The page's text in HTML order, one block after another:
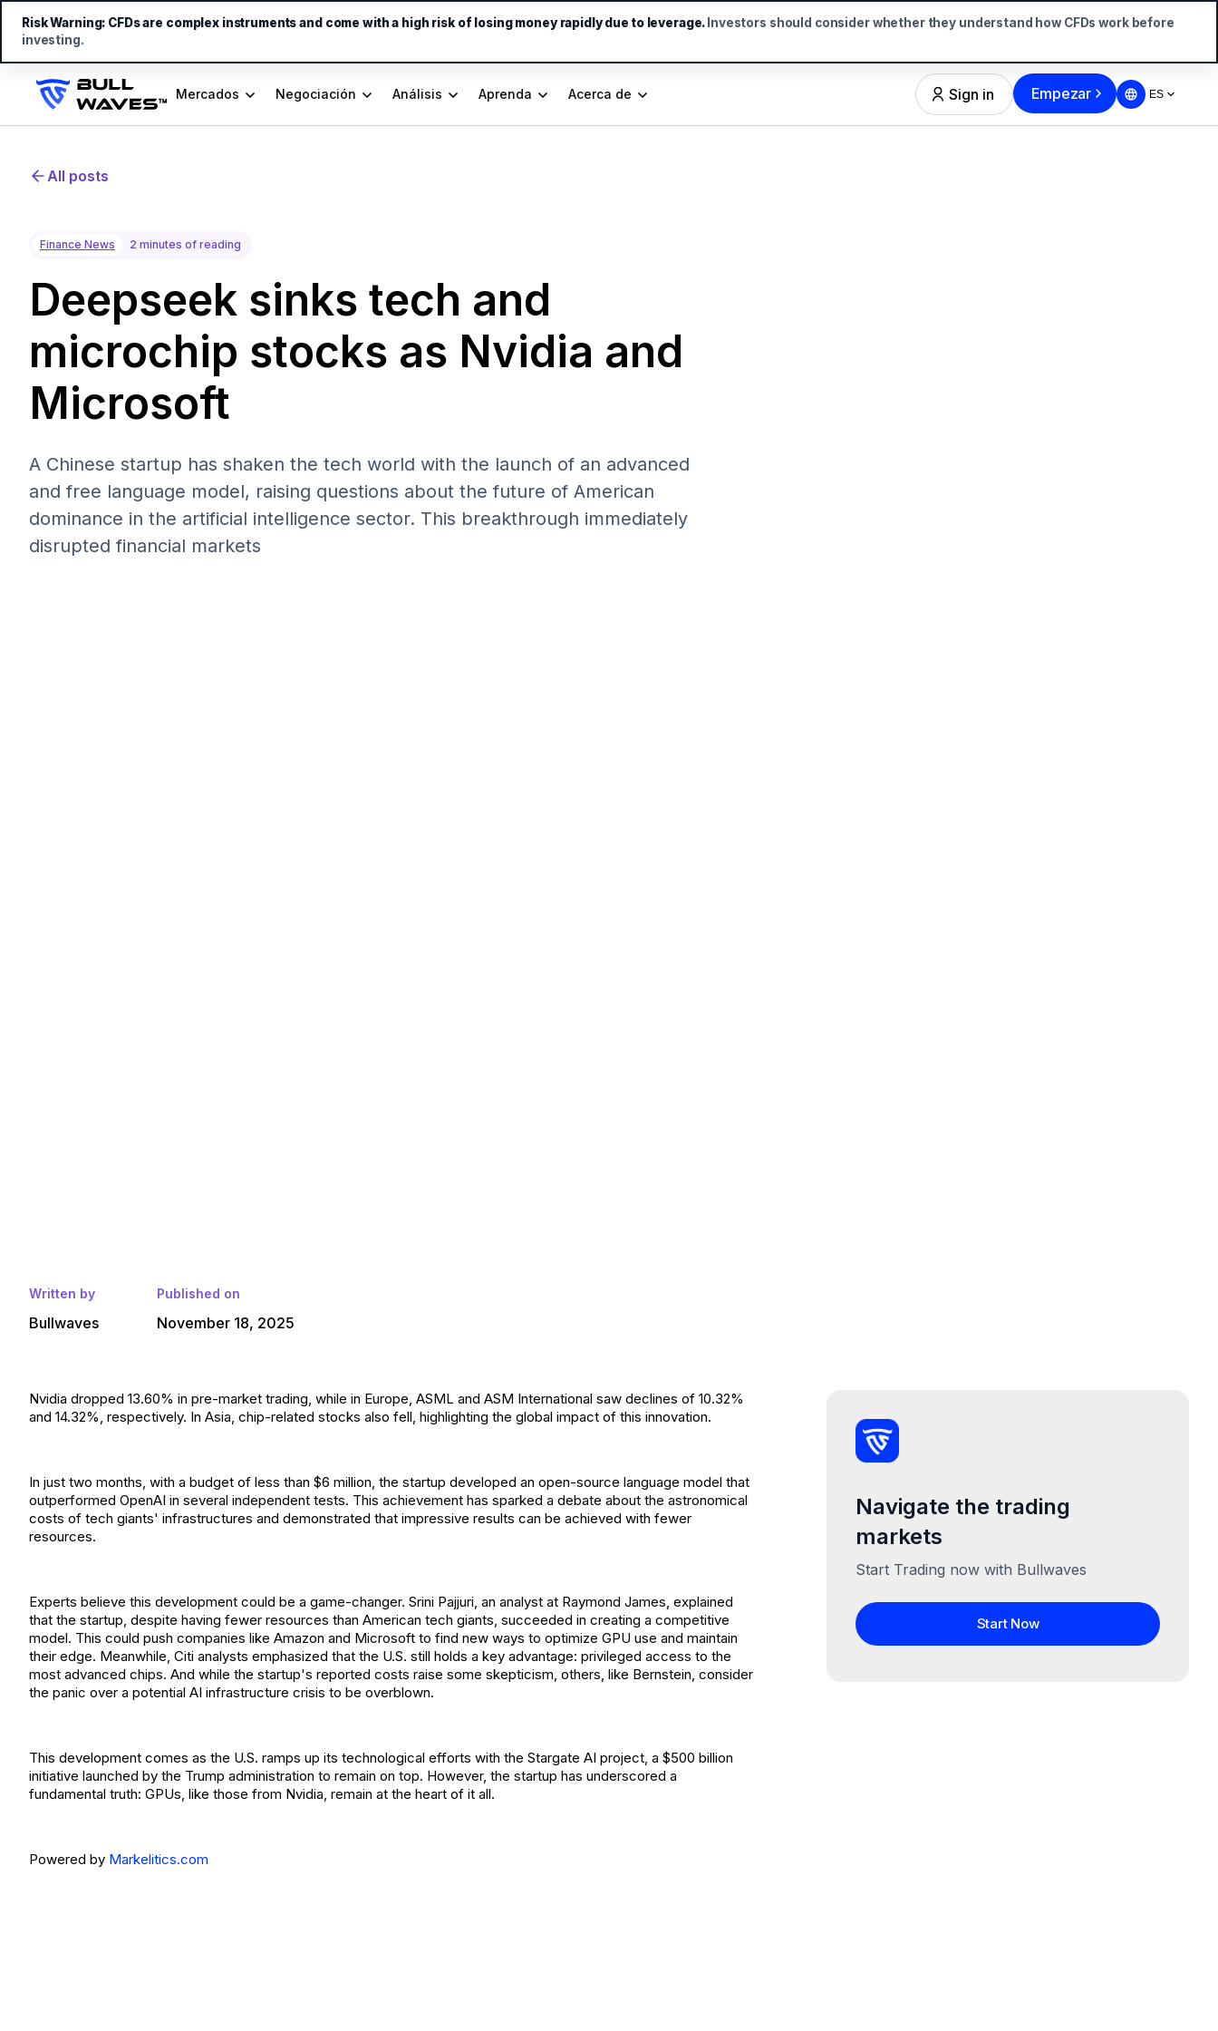
Mercados Negociación Análisis Aprenda Acerca de Sign in Empezar ES
All posts
Finance News 2 minutes of reading
Deepseek sinks tech and
microchip stocks as Nvidia and
Microsoft
A Chinese startup has shaken the tech world with the launch of an advanced
and free language model, raising questions about the future of American
dominance in the artificial intelligence sector. This breakthrough immediately
disrupted financial markets
Written by
Bullwaves
Published on
November 18, 2025
Nvidia dropped 13.60% in pre-market trading, while in Europe, ASML and ASM International saw declines of 10.32%
and 14.32%, respectively. In Asia, chip-related stocks also fell, highlighting the global impact of this innovation.
In just two months, with a budget of less than $6 million, the startup developed an open-source language model that
outperformed OpenAI in several independent tests. This achievement has sparked a debate about the astronomical
costs of tech giants' infrastructures and demonstrated that impressive results can be achieved with fewer
resources.
Experts believe this development could be a game-changer. Srini Pajjuri, an analyst at Raymond James, explained
that the startup, despite having fewer resources than American tech giants, succeeded in creating a competitive
model. This could push companies like Amazon and Microsoft to find new ways to optimize GPU use and maintain
their edge. Meanwhile, Citi analysts emphasized that the U.S. still holds a key advantage: privileged access to the
most advanced chips. And while the startup's reported costs raise some skepticism, others, like Bernstein, consider
the panic over a potential AI infrastructure crisis to be overblown.
This development comes as the U.S. ramps up its technological efforts with the Stargate AI project, a $500 billion
initiative launched by the Trump administration to remain on top. However, the startup has underscored a
fundamental truth: GPUs, like those from Nvidia, remain at the heart of it all.
Powered by Markelitics.com
Navigate the trading
markets
Start Trading now with Bullwaves
Start Now
Risk Warning: CFDs are complex instruments and come with a high risk of losing money rapidly due to leverage. Investors should consider whether they understand how CFDs work before
investing.